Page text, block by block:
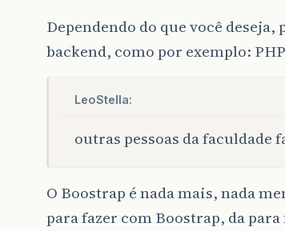
Dependendo do que você
backend, como por exemplo:
LeoStella:
outras pessoas da faculdade
O Boostrap é nada mais, nada
para fazer com Boostrap, da para